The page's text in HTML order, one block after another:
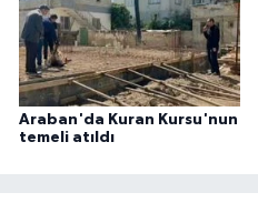
Araban'da Kuran Kursu'nun
temeli atıldı